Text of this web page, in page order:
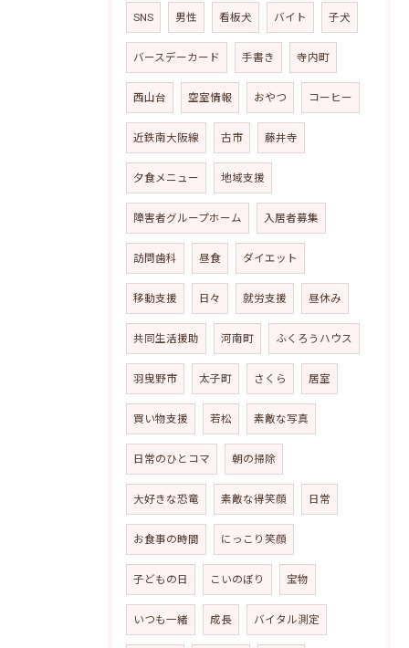
SNS 男性 看板犬 バイト 子犬
バースデーカード 手書き 寺内町
西山台 空室情報 おやつ コーヒー
近鉄南大阪線 古市 藤井寺
夕食メニュー 地域支援
障害者グループホーム 入居者募集
訪問歯科 昼食 ダイエット
移動支援 日々 就労支援 昼休み
共同生活援助 河南町 ふくろうハウス
羽曳野市 太子町 さくら 居室
買い物支援 若松 素敵な写真
日常のひとコマ 朝の掃除
大好きな恐竜 素敵な得笑顔 日常
お食事の時間 にっこり笑顔
子どもの日 こいのぼり 宝物
いつも一緒 成長 バイタル測定